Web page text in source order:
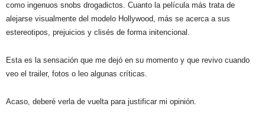
como ingenuos snobs drogadictos. Cuanto la película más trata de
alejarse visualmente del modelo Hollywood, más se acerca a sus
estereotipos, prejuicios y clisés de forma initencional.
Esta es la sensación que me dejó en su momento y que revivo cuando
veo el trailer, fotos o leo algunas críticas.
Acaso, deberé verla de vuelta para justificar mi opinión.